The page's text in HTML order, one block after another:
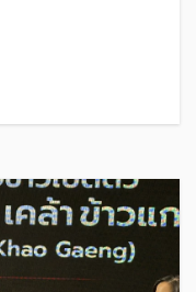
กดิ์สิทธิ์” สู่